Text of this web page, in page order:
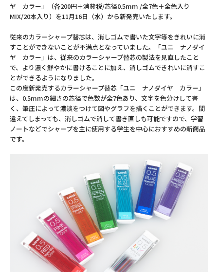
ヤ カラー」（各200円＋消費税/芯径0.5mm /全7色＋全色入り
MIX/20本入り）を11月16日（水）から新発売いたします。
従来のカラーシャープ替芯は、消しゴムで書いた文字等をきれいに消
すことができないことが不満点となっていました。「ユニ ナノダイ
ヤ カラー」は、従来のカラーシャープ替芯の製法を見直したこと
で、より濃く鮮やかに書けることに加え、消しゴムできれいに消すこ
とができるようになりました。
この度新発売するカラーシャープ替芯「ユニ ナノダイヤ カラー」
は、0.5mmの細さの芯径で色数が全7色あり、文字を色分けして書
く、筆圧によって濃淡をつけて図やグラフを描くことができます。間
違えてしまっても、消しゴムで消して書き直しも可能ですので、学習
ノートなどでシャープを主に使用する学生を中心におすすめの新商品
です。